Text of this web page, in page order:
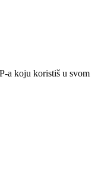
a koju koristiš u svom